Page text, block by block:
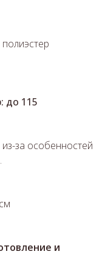
до 115
за особенностей
и